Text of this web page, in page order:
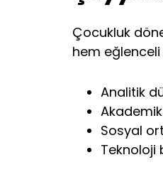
Çocukluk
hem
Analitik
Sosyal
Teknoloji